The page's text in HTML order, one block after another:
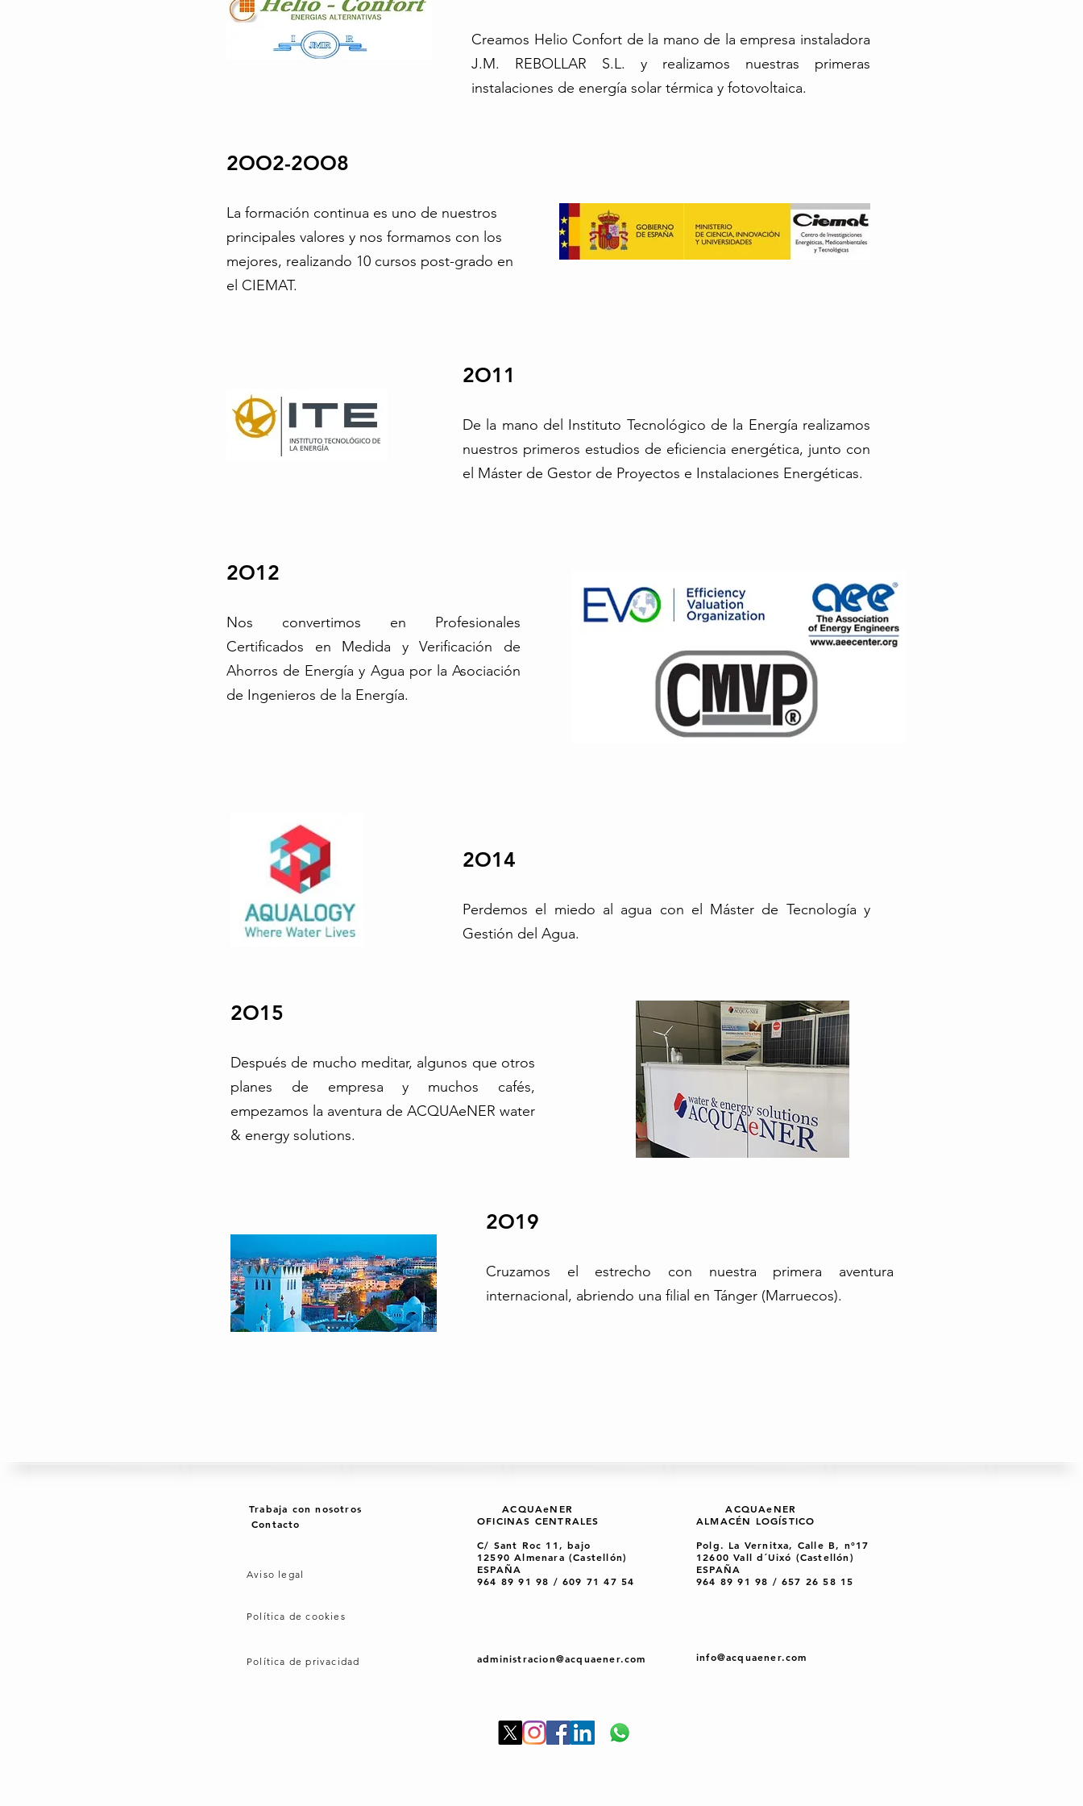
Creamos Helio Confort de la mano de la empresa instaladora
J.M. REBOLLAR S.L. y realizamos nuestras primeras
instalaciones de energía solar térmica y fotovoltaica.
2OO2-2OO8
La formación continua es uno de nuestros
principales valores y nos formamos con los
mejores, realizando 10 cursos post-grado en
el CIEMAT.
2O11
De la mano del Instituto Tecnológico de la Energía realizamos
nuestros primeros estudios de eficiencia energética, junto con
el Máster de Gestor de Proyectos e Instalaciones Energéticas.
2O12
Nos convertimos en Profesionales
Certificados en Medida y Verificación de
Ahorros de Energía y Agua por la Asociación
de Ingenieros de la Energía.
2O14
Perdemos el miedo al agua con el Máster de Tecnología y
Gestión del Agua.
2O15
Después de mucho meditar, algunos que otros
planes de empresa y muchos cafés,
empezamos la aventura de ACQUAeNER water
& energy solutions.
2O19
Cruzamos el estrecho con nuestra primera aventura
internacional, abriendo una filial en Tánger (Marruecos).
Trabaja con nosotros
Contacto
Aviso legal
ACQUAeNER
OFICINAS CENTRALES
C/ Sant Roc 11, bajo
12590 Almenara (Castellón)
ESPAÑA
964 89 91 98 / 609 71 47 54
ACQUAeNER
ALMACÉN LOGÍSTICO
Polg. La Vernitxa, Calle B, nº17
12600 Vall d´Uixó (Castellón)
ESPAÑA
964 89 91 98 / 657 26 58 15
Política de cookies
Política de privacidad administracion@acquaener.com info@acquaener.com